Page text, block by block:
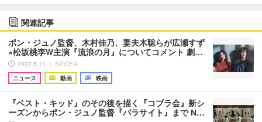
関連記事
ポン・ジュノ監督、木村佳乃、妻夫木聡らが広瀬すず
×松坂桃李W主演『流浪の月』についてコメント 劇…
2022.5.11 ｜ SPICER
ニュース
動画 映画
『ベスト・キッド』のその後を描く『コブラ会』新シ
ーズンからポン・ジュノ監督『パラサイト』まで N…